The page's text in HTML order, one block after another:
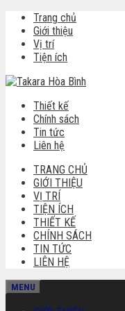
Skip
content
Trang chủ
Giới thiệu
Vị trí
Tiện ích
Thiết kế
Chính sách
Tin tức
Liên hệ
TRANG CHỦ
GIỚI THIỆU
VỊ TRÍ
TIỆN ÍCH
THIẾT KẾ
CHÍNH SÁCH
TIN TỨC
LIÊN HỆ
MENU